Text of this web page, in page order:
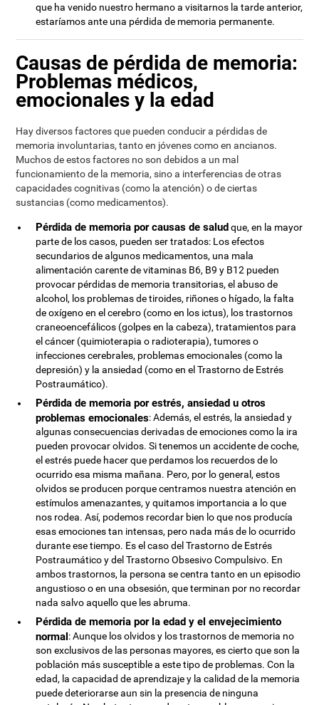
que ha venido nuestro hermano a visitarnos la tarde anterior,
estaríamos ante una pérdida de memoria permanente.
Causas de pérdida de memoria:
Problemas médicos,
emocionales y la edad
Hay diversos factores que pueden conducir a pérdidas de
memoria involuntarias, tanto en jóvenes como en ancianos.
Muchos de estos factores no son debidos a un mal
funcionamiento de la memoria, sino a interferencias de otras
capacidades cognitivas (como la atención) o de ciertas
sustancias (como medicamentos).
Pérdida de memoria por causas de saludque, en la mayor
parte de los casos, pueden ser tratados: Los efectos
secundarios de algunos medicamentos, una mala
alimentación carente de vitaminas B6, B9 y B12 pueden
provocar pérdidas de memoria transitorias, el abuso de
alcohol, los problemas de tiroides, riñones o hígado, la falta
de oxígeno en el cerebro (como en los ictus), los trastornos
craneoencefálicos (golpes en la cabeza), tratamientos para
el cáncer (quimioterapia o radioterapia), tumores o
infecciones cerebrales, problemas emocionales (como la
depresión) y la ansiedad (como en el Trastorno de Estrés
Postraumático).
Pérdida de memoria por estrés, ansiedad u otros
problemas emocionales: Además, el estrés, la ansiedad y
algunas consecuencias derivadas de emociones como la ira
pueden provocar olvidos. Si tenemos un accidente de coche,
el estrés puede hacer que perdamos los recuerdos de lo
ocurrido esa misma mañana. Pero, por lo general, estos
olvidos se producen porque centramos nuestra atención en
estímulos amenazantes, y quitamos importancia a lo que
nos rodea. Así, podemos recordar bien lo que nos producía
esas emociones tan intensas, pero nada más de lo ocurrido
durante ese tiempo. Es el caso del Trastorno de Estrés
Postraumático y del Trastorno Obsesivo Compulsivo. En
ambos trastornos, la persona se centra tanto en un episodio
angustioso o en una obsesión, que terminan por no recordar
nada salvo aquello que les abruma.
Pérdida de memoria por la edad y el envejecimiento
normal: Aunque los olvidos y los trastornos de memoria no
son exclusivos de las personas mayores, es cierto que son la
población más susceptible a este tipo de problemas. Con la
edad, la capacidad de aprendizaje y la calidad de la memoria
puede deteriorarse aun sin la presencia de ninguna